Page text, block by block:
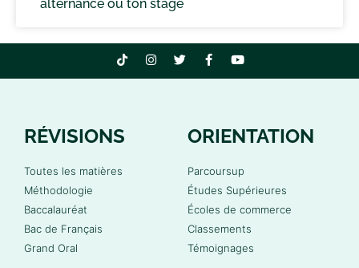
alternance ou ton stage
RÉVISIONS
Toutes les matières
Méthodologie
Baccalauréat
Bac de Français
Grand Oral
ORIENTATION
Parcoursup
Études Supérieures
Écoles de commerce
Classements
Témoignages